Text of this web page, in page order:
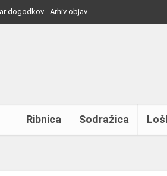
dogodkov Arhiv objav
Ribnica Sodražica